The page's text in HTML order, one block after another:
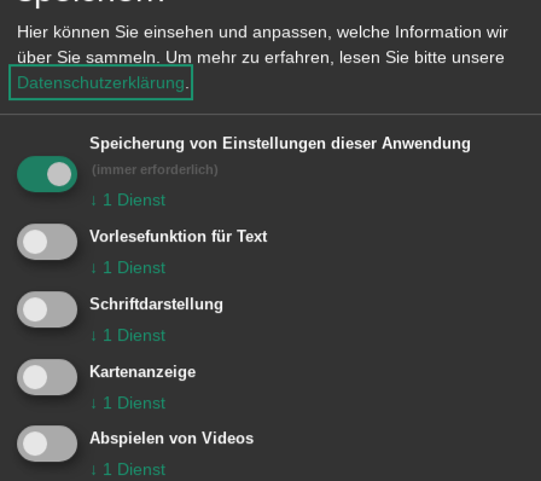
kostenfrei besuchen. Der
Museumsshop mit seinem
breitgefächerten Angebot von Literatur
und Repliken ist weiterhin geöffnet.
Weitere Informationen sind über die
Internetseite des Museums
www.limesmuseum.de abrufbar. Dort
sind auch zusätzliche
Veranstaltungshinweise zu finden.
Hier können Sie einsehen und anpassen, welche Information wir
über Sie sammeln. Um mehr zu erfahren, lesen Sie bitte unsere
Datenschutzerklärung.
Speicherung von Einstellungen dieser Anwendung
(immer erforderlich)
↓ 1 Dienst
Vorlesefunktion für Text
↓ 1 Dienst
Schriftdarstellung
↓ 1 Dienst
Kartenanzeige
↓ 1 Dienst
Abspielen von Videos
↓ 1 Dienst